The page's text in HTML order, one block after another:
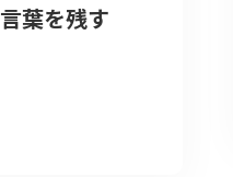
言葉を残す